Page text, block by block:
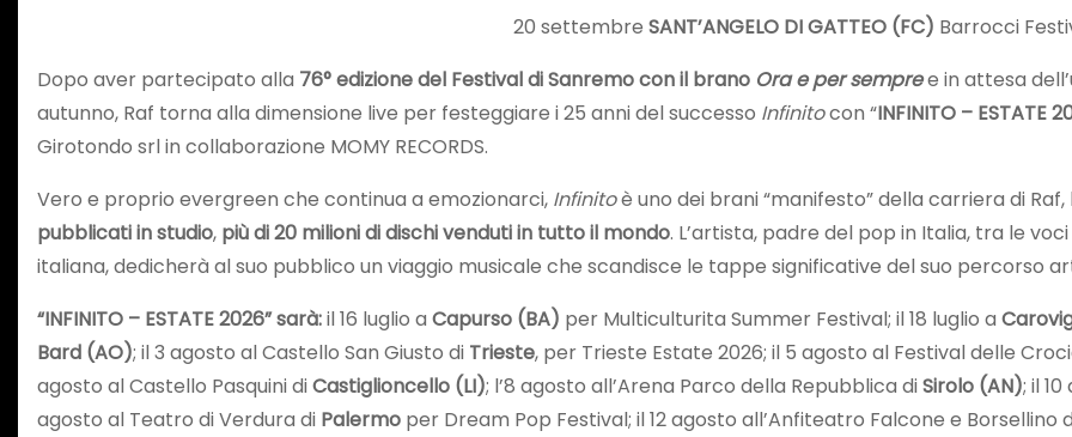
20 settembre SANT’ANGELO DI GATTEO (FC) Barrocci
Dopo aver partecipato alla 76° edizione del Festival di Sanremocon il brano Ora e per sempree in attesa
autunno, Raf torna alla dimensione live per festeggiare i 25 anni del successo Infinitocon “INFINITO – ESTATE
Girotondo srl in collaborazione MOMY RECORDS.
Vero e proprio evergreen che continua a emozionarci, Infinitoè uno dei brani “manifesto” della carriera di Raf,
pubblicati in studio, più di 20 milioni di dischi venduti in tutto il mondo. L’artista, padre del pop in Italia, tra le
italiana, dedicherà al suo pubblico un viaggio musicale che scandisce le tappe significative del suo percorso
“INFINITO – ESTATE 2026” sarà:il 16 luglio a Capurso (BA) per Multiculturita Summer Festival; il 18 luglio a
Bard (AO); il 3 agosto al Castello San Giusto di Trieste, per Trieste Estate 2026; il 5 agosto al Festival delle
agosto al Castello Pasquini diCastiglioncello (LI); l’8 agosto all’Arena Parco della Repubblica diSirolo (AN); il
agosto al Teatro di Verdura di Palermo per Dream Pop Festival; il 12 agosto all’Anfiteatro Falcone e Borsellino